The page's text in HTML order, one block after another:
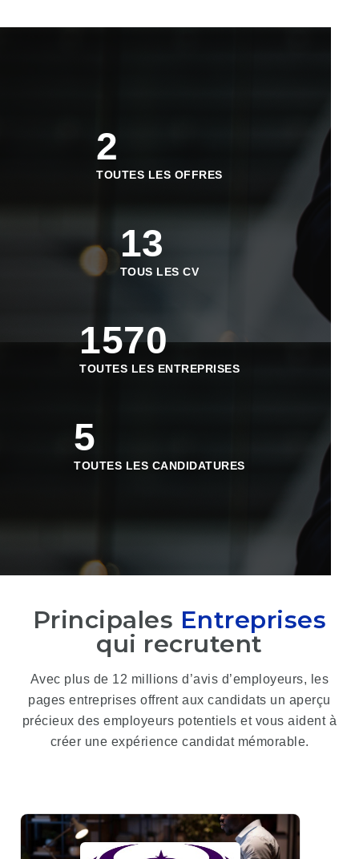
2
TOUTES LES OFFRES
13
TOUS LES CV
1570
TOUTES LES ENTREPRISES
5
TOUTES LES CANDIDATURES
Principales Entreprises
qui recrutent
Avec plus de 12 millions d’avis d’employeurs, les
pages entreprises offrent aux candidats un aperçu
précieux des employeurs potentiels et vous aident à
créer une expérience candidat mémorable.